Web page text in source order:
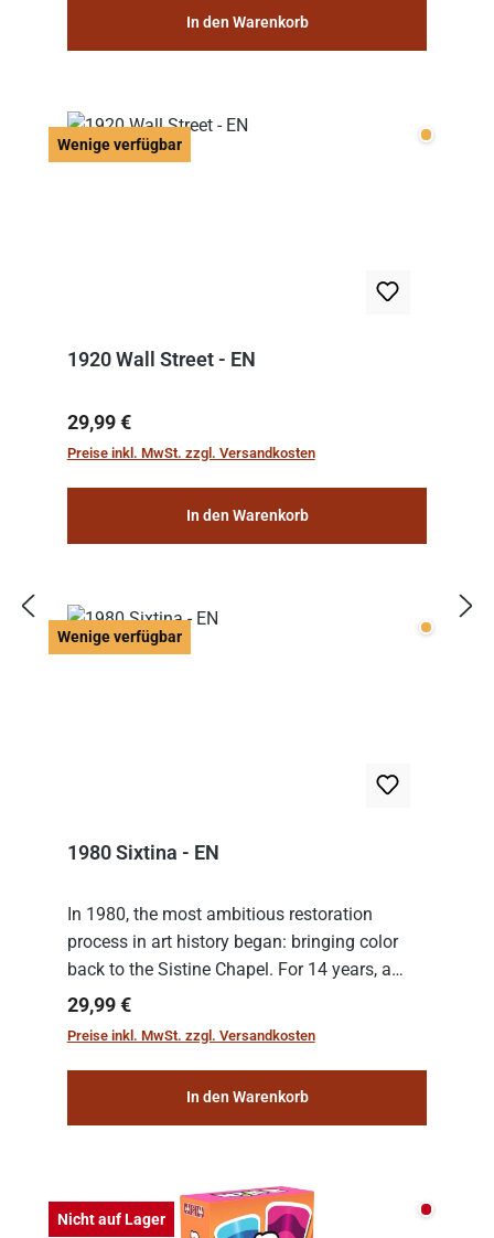
In den Warenkorb
Wenige verfügbar Wenige
1920 Wall Street - EN
Regulärer Preis:
29,99 €
Preise inkl. MwSt. zzgl. Versandkosten
In den Warenkorb
Wenige verfügbar Wenige
1980 Sixtina - EN
In 1980, the most ambitious restoration
process in art history began: bringing color
back to the Sistine Chapel. For 14 years, a
team of experts from the Vatican undertook
the meticulous job of cleaning and
Regulärer Preis:
29,99 €
Preise inkl. MwSt. zzgl. Versandkosten
In den Warenkorb
Nicht auf Lager Nicht